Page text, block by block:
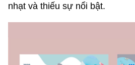
nhạt và thiếu sự nổi bật.